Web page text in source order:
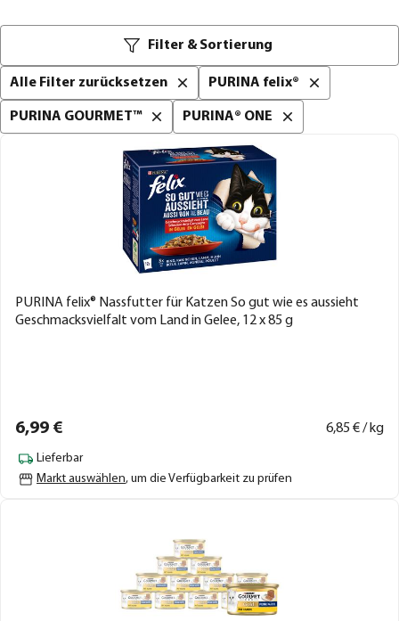
Filter & Sortierung
Alle Filter zurücksetzen PURINA felix®
PURINA GOURMET™ PURINA® ONE
PURINA felix® Nassfutter für Katzen So gut wie es aussieht
Geschmacksvielfalt vom Land in Gelee, 12 x 85 g
6,99 € 6,85€ / kg
Lieferbar
Markt auswählen, um die Verfügbarkeit zu prüfen